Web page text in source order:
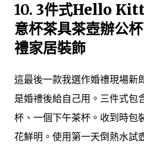
10. 3件式Hello
意杯茶具茶壺辦公
禮家居裝飾
這最後一款我選作婚禮現場新
是婚禮後給自己用。三件式包
杯、一個下午茶杯。收到時包
花鮮明。使用第一天倒熱水試